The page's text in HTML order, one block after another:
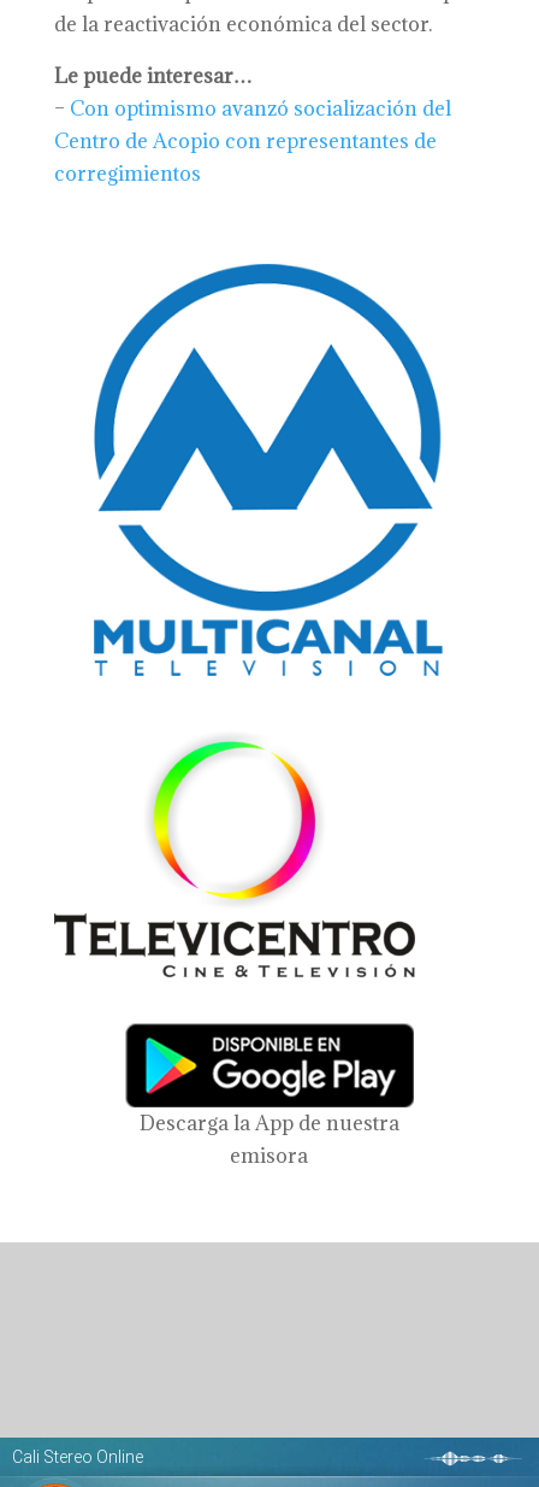
de la reactivación económica del sector.
Le puede interesar…
– Con optimismo avanzó socialización del
Centro de Acopio con representantes de
corregimientos
Descarga la App de nuestra
emisora